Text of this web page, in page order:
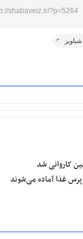
shabaveiz.ir/?p=5264
شباویز
کاروانی شد